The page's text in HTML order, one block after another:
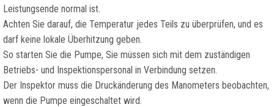
Leistungsende normal ist.
Achten Sie darauf, die Temperatur jedes Teils zu überprüfen, und es
darf keine lokale Überhitzung geben.
So starten Sie die Pumpe, Sie müssen sich mit dem zuständigen
Betriebs- und Inspektionspersonal in Verbindung setzen.
Der Inspektor muss die Druckänderung des Manometers beobachten,
wenn die Pumpe eingeschaltet wird.